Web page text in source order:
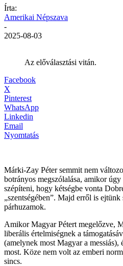
Írta:
Amerikai Népszava
-
2025-08-03
Az előválasztási vitán.
Facebook
X
Pinterest
WhatsApp
Linkedin
Email
Nyomtatás
Márki-Zay Péter semmit nem
botrányos megszólalása, amikor úgy
szépíteni, hogy kétségbe vonta
„szentségében”. Majd erről is
párhuzamok.
Amikor Magyar Pétert megelőzve,
liberális értelmiségnek a
(amelynek most Magyar a
most. Köze nem volt az emberi
sincs.